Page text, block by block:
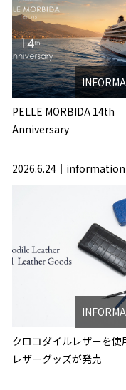
PELLE MORBIDA 14th
Anniversary
2026.6.24 information
クロコダイルレザーを使
レザーグッズが発売